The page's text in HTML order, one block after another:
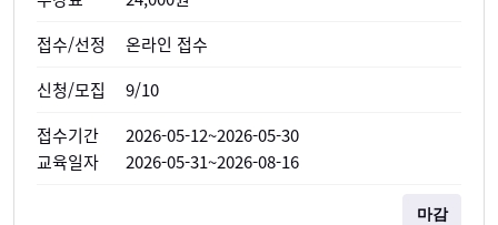
온라인 접수
9/10
2026-05-12~2026-05-30
2026-05-31~2026-08-16
마감